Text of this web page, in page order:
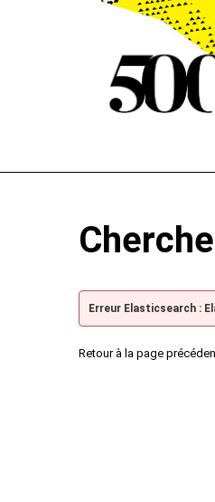
Erreur Elasticsearch :
Retour à la page